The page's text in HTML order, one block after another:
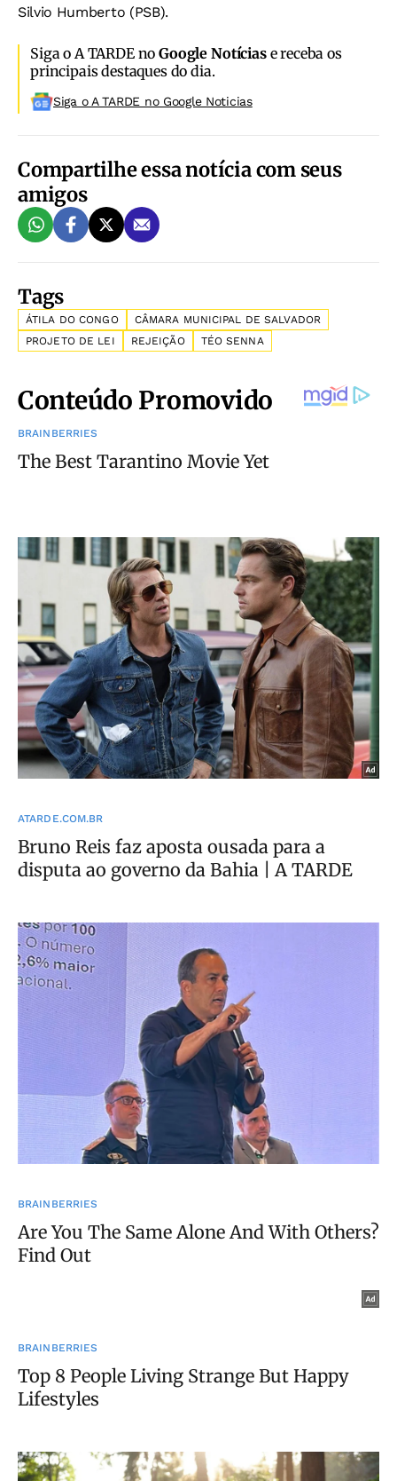
Silvio Humberto (PSB).
Siga o A TARDE noGoogle Notíciase receba os
principais destaques do dia.
Siga o A TARDE no Google Noticias
Compartilhe essa notícia com seus
amigos
Tags
ÁTILA DO CONGO
CÂMARA MUNICIPAL DE SALVADOR
PROJETO DE LEI
REJEIÇÃO TÉO SENNA